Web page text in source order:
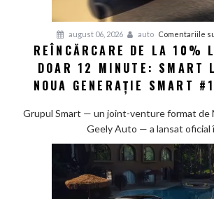
august 06, 2026 auto Comentariile
REÎNCĂRCARE DE LA 10%
DOAR 12 MINUTE: SMART
NOUA GENERAȚIE SMART
Grupul Smart — un joint-venture format de
Geely Auto — a lansat oficial